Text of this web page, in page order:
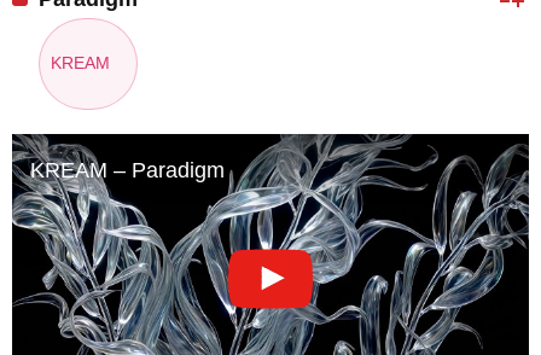
KREAM
KREAM – Paradigm